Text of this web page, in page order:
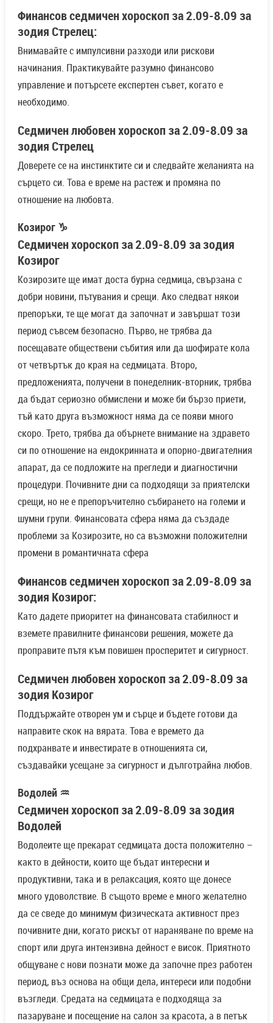
Финансов седмичен хороскоп за 2.09-8.09 за
зодия Стрелец:
Внимавайте с импулсивни разходи или рискови
начинания. Практикувайте разумно финансово
управление и потърсете експертен съвет, когато е
необходимо.
Седмичен любовен хороскоп за 2.09-8.09 за
зодия Стрелец
Доверете се на инстинктите си и следвайте желанията на
сърцето си. Това е време на растеж и промяна по
отношение на любовта.
Козирог ♑
Седмичен хороскоп за 2.09-8.09 за зодия
Козирог
Козирозите ще имат доста бурна седмица, свързана с
добри новини, пътувания и срещи. Ако следват някои
препоръки, те ще могат да започнат и завършат този
период съвсем безопасно. Първо, не трябва да
посещавате обществени събития или да шофирате кола
от четвъртък до края на седмицата. Второ,
предложенията, получени в понеделник-вторник, трябва
да бъдат сериозно обмислени и може би бързо приети,
тъй като друга възможност няма да се появи много
скоро. Трето, трябва да обърнете внимание на здравето
си по отношение на ендокринната и опорно-двигателния
апарат, да се подложите на прегледи и диагностични
процедури. Почивните дни са подходящи за приятелски
срещи, но не е препоръчително събирането на големи и
шумни групи. Финансовата сфера няма да създаде
проблеми за Козирозите, но са възможни положителни
промени в романтичната сфера
Финансов седмичен хороскоп за 2.09-8.09 за
зодия Козирог:
Като дадете приоритет на финансовата стабилност и
вземете правилните финансови решения, можете да
проправите пътя към повишен просперитет и сигурност.
Седмичен любовен хороскоп за 2.09-8.09 за
зодия Козирог
Поддържайте отворен ум и сърце и бъдете готови да
направите скок на вярата. Това е времето да
подхранвате и инвестирате в отношенията си,
създавайки усещане за сигурност и дълготрайна любов.
Водолей ♒
Седмичен хороскоп за 2.09-8.09 за зодия
Водолей
Водолеите ще прекарат седмицата доста положително –
както в дейности, които ще бъдат интересни и
продуктивни, така и в релаксация, която ще донесе
много удоволствие. В същото време е много желателно
да се сведе до минимум физическата активност през
почивните дни, когато рискът от нараняване по време на
спорт или друга интензивна дейност е висок. Приятното
общуване с нови познати може да започне през работен
период, въз основа на общи дела, интереси или подобни
възгледи. Средата на седмицата е подходяща за
пазаруване и посещение на салон за красота, а в петък